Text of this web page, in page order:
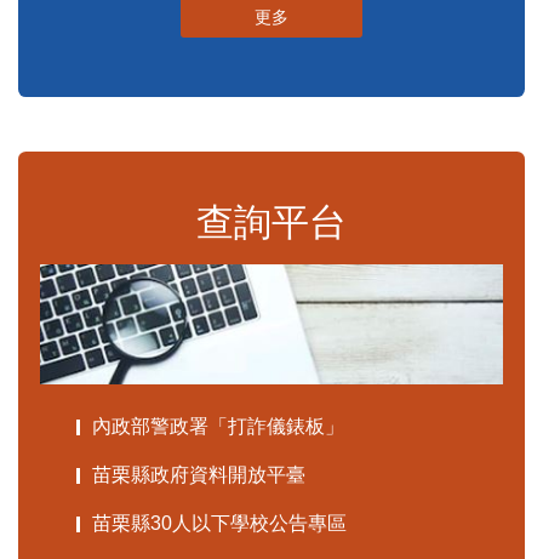
更多
查詢平台
內政部警政署「打詐儀錶板」
苗栗縣政府資料開放平臺
苗栗縣30人以下學校公告專區